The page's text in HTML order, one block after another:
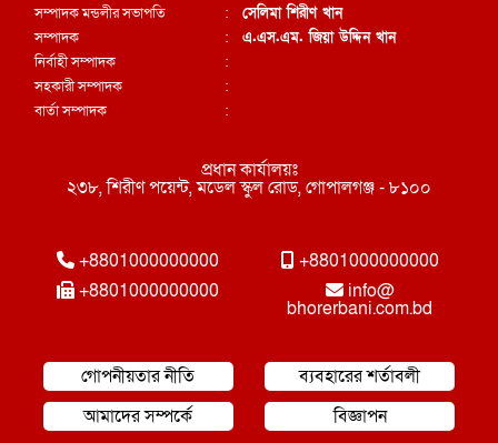
সম্পাদক মন্ডলীর সভাপতি
সম্পাদক
নির্বাহী সম্পাদক
সহকারী সম্পাদক
বার্তা সম্পাদক
:
:
:
:
:
সেলিমা শিরীণ খান
এ.এস.এম. জিয়া উদ্দিন খান
প্রধান কার্যালয়ঃ
২৩৮, শিরীণ পয়েন্ট, মডেল স্কুল রোড, গোপালগঞ্জ - ৮১০০
+8801000000000
+8801000000000
+8801000000000
info@
bhorerbani.com.bd
গোপনীয়তার নীতি
ব্যবহারের শর্তাবলী
আমাদের সম্পর্কে
বিজ্ঞাপন